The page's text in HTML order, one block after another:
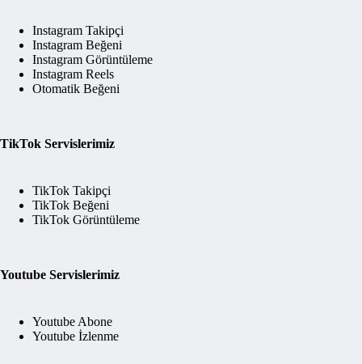
Instagram Takipçi
Instagram Beğeni
Instagram Görüntüleme
Instagram Reels
Otomatik Beğeni
TikTok Servislerimiz
TikTok Takipçi
TikTok Beğeni
TikTok Görüntüleme
Youtube Servislerimiz
Youtube Abone
Youtube İzlenme